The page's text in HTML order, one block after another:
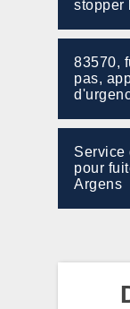
stopper
83570,
pas,
Service
pour
Argens